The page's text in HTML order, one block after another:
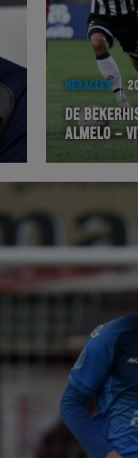
HERACLES
DE
ALMELO –